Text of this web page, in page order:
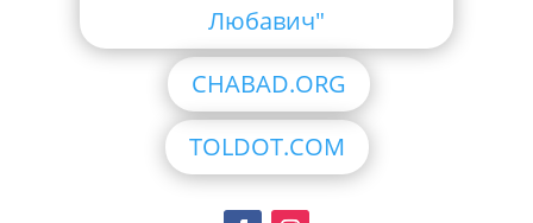
Любавич"
CHABAD.ORG
TOLDOT.COM